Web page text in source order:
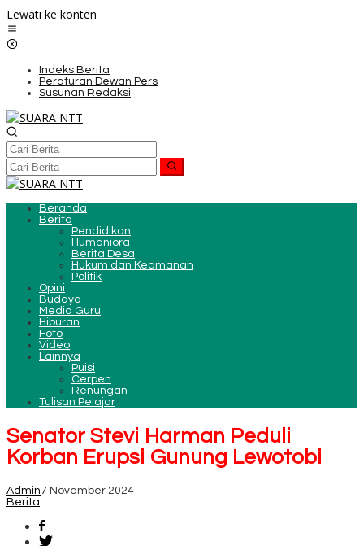
Lewati ke konten
Indeks Berita
Peraturan Dewan Pers
Susunan Redaksi
Beranda
Berita
Pendidikan
Humaniora
Berita Desa
Hukum dan Keamanan
Politik
Opini
Budaya
Media Guru
Hiburan
Foto
Video
Lainnya
Puisi
Cerpen
Renungan
Tulisan Pelajar
Senator Stevi Harman Peduli
Korban Erupsi Gunung Lewotobi
Admin7 November 2024
Berita